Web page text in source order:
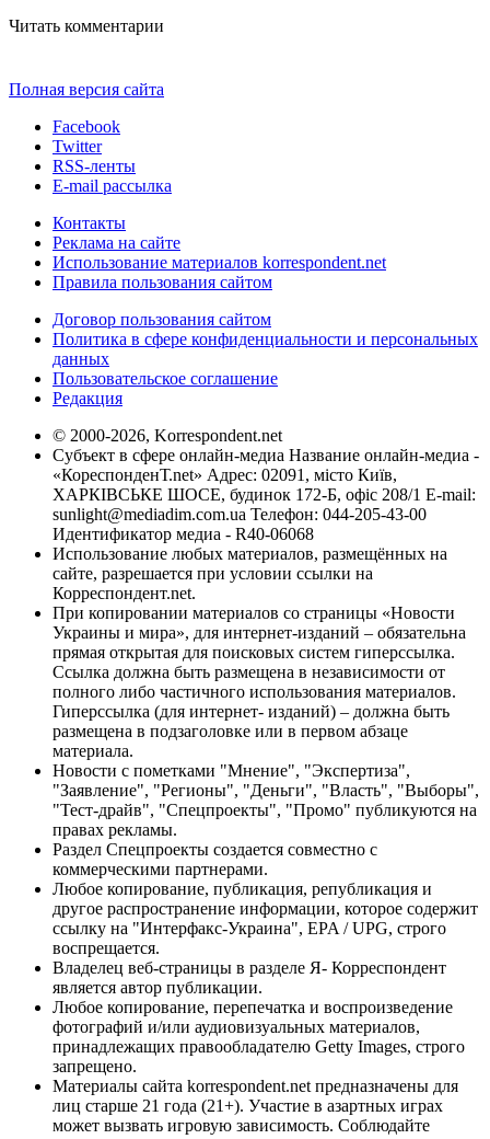
Читать комментарии
Полная версия сайта
Facebook
Twitter
RSS-ленты
E-mail рассылка
Контакты
Реклама на сайте
Использование материалов korrespondent.net
Правила пользования сайтом
Договор пользования сайтом
Политика в сфере конфиденциальности и персональных
данных
Пользовательское соглашение
Редакция
© 2000-2026, Korrespondent.net
Субъект в сфере онлайн-медиа Название онлайн-медиа -
«КореспонденТ.net» Адрес: 02091, місто Київ,
ХАРКІВСЬКЕ ШОСЕ, будинок 172-Б, офіс 208/1 E-mail:
sunlight@mediadim.com.ua Телефон: 044-205-43-00
Идентификатор медиа - R40-06068
Использование любых материалов, размещённых на
сайте, разрешается при условии ссылки на
Корреспондент.net.
При копировании материалов со страницы «Новости
Украины и мира», для интернет-изданий – обязательна
прямая открытая для поисковых систем гиперссылка.
Ссылка должна быть размещена в независимости от
полного либо частичного использования материалов.
Гиперссылка (для интернет- изданий) – должна быть
размещена в подзаголовке или в первом абзаце
материала.
Новости с пометками "Мнение", "Экспертиза",
"Заявление", "Регионы", "Деньги", "Власть", "Выборы",
"Тест-драйв", "Спецпроекты", "Промо" публикуются на
правах рекламы.
Раздел Спецпроекты создается совместно с
коммерческими партнерами.
Любое копирование, публикация, републикация и
другое распространение информации, которое содержит
ссылку на "Интерфакс-Украина", EPA / UPG, строго
воспрещается.
Владелец веб-страницы в разделе Я- Корреспондент
является автор публикации.
Любое копирование, перепечатка и воспроизведение
фотографий и/или аудиовизуальных материалов,
принадлежащих правообладателю Getty Images, строго
запрещено.
Материалы сайта korrespondent.net предназначены для
лиц старше 21 года (21+). Участие в азартных играх
может вызвать игровую зависимость. Соблюдайте